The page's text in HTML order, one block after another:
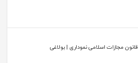
قانون مجازات اسلامی نموداری | بولاغی